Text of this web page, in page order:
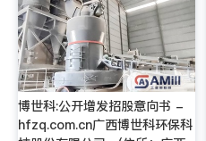
博世科:公开增发招股意向书 -
hfzq.com.cn广西博世科环保科